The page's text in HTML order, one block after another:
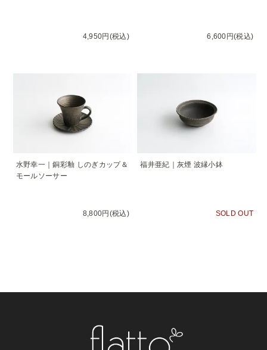
4,950円(税込) 6,600円(税込)
水野幸一｜銅彩釉 しのぎカップ＆
モールソーサー
8,800円(税込)
福井亜紀｜灰煙 波縁小鉢
SOLD OUT